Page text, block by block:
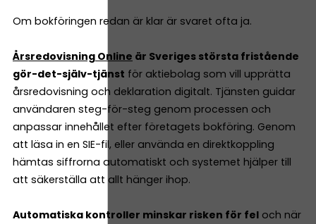
Om bokföringen redan är klar är svaret ofta ja.
Årsredovisning Online är Sveriges största fristående
gör-det-själv-tjänst för aktiebolag som vill upprätta
årsredovisning och deklaration digitalt. Tjänsten guidar
användaren steg-för-steg genom processen och
anpassar innehållet efter företagets bokföring. Genom
att läsa in en SIE-fil, eller använda en direktkoppling
hämtas siffrorna automatiskt och systemet hjälper till
att säkerställa att allt hänger ihop.
Automatiska kontroller minskar risken för fel och när